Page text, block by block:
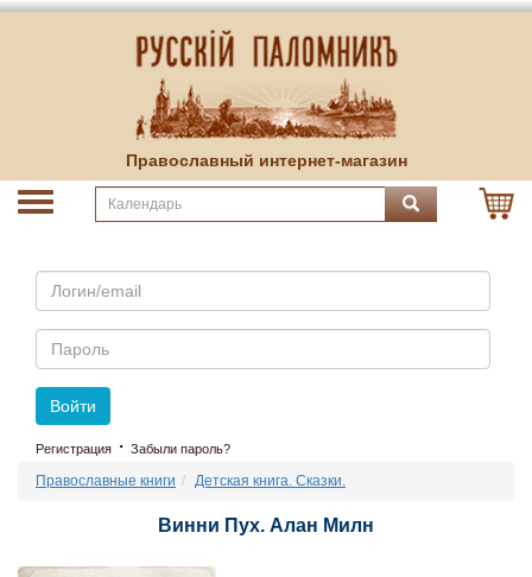
Православный интернет-магазин
Email
Пароль
Войти
Регистрация · Забыли пароль?
Православные книги Детская книга. Сказки.
Винни Пух. Алан Милн